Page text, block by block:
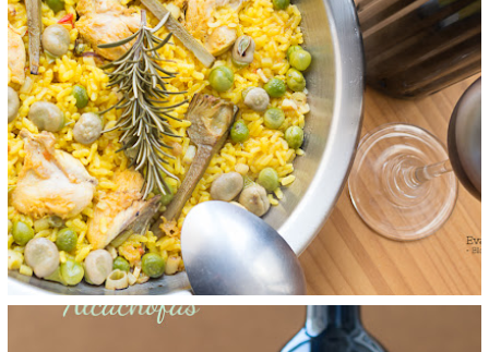
ARROZ CON ALCACHOFA Y POLLO
domingo, 14 de marzo de 2021